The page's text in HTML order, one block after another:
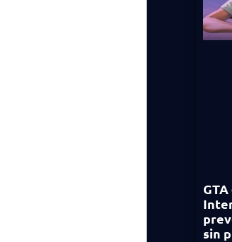
sin